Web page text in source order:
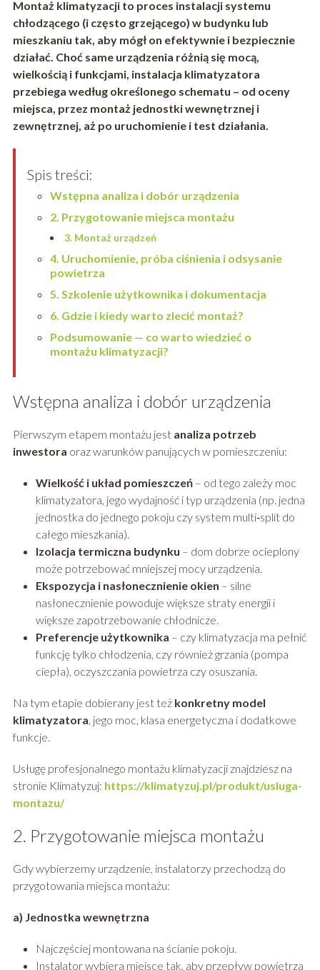
Montaż klimatyzacji to proces instalacji systemu
chłodzącego (i często grzejącego) w budynku lub
mieszkaniu tak, aby mógł on efektywnie i bezpiecznie
działać. Choć same urządzenia różnią się mocą,
wielkością i funkcjami, instalacja klimatyzatora
przebiega według określonego schematu – od oceny
miejsca, przez montaż jednostki wewnętrznej i
zewnętrznej, aż po uruchomienie i test działania.
Spis treści:
Wstępna analiza i dobór urządzenia
2. Przygotowanie miejsca montażu
3. Montaż urządzeń
4. Uruchomienie, próba ciśnienia i odsysanie
powietrza
5. Szkolenie użytkownika i dokumentacja
6. Gdzie i kiedy warto zlecić montaż?
Podsumowanie — co warto wiedzieć o
montażu klimatyzacji?
Wstępna analiza i dobór urządzenia
Pierwszym etapem montażu jest analiza potrzeb
inwestora oraz warunków panujących w pomieszczeniu:
Wielkość i układ pomieszczeń– od tego zależy moc
klimatyzatora, jego wydajność i typ urządzenia (np. jedna
jednostka do jednego pokoju czy system multi‑split do
całego mieszkania).
Izolacja termiczna budynku – dom dobrze ocieplony
może potrzebować mniejszej mocy urządzenia.
Ekspozycja i nasłonecznienie okien – silne
nasłonecznienie powoduje większe straty energii i
większe zapotrzebowanie chłodnicze.
Preferencje użytkownika – czy klimatyzacja ma pełnić
funkcję tylko chłodzenia, czy również grzania (pompa
ciepła), oczyszczania powietrza czy osuszania.
Na tym etapie dobierany jest też konkretny model
klimatyzatora, jego moc, klasa energetyczna i dodatkowe
funkcje.
Usługę profesjonalnego montażu klimatyzacji znajdziesz na
stronie Klimatyzuj: https://klimatyzuj.pl/produkt/usluga-
montazu/
2. Przygotowanie miejsca montażu
Gdy wybierzemy urządzenie, instalatorzy przechodzą do
przygotowania miejsca montażu:
a) Jednostka wewnętrzna
Najczęściej montowana na ścianie pokoju.
Instalator wybiera miejsce tak, aby przepływ powietrza